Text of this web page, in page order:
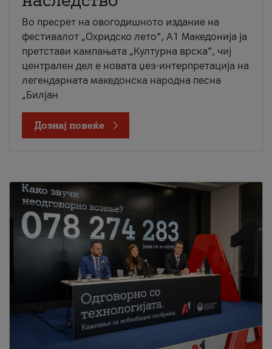
Во пресрет на овогодишното издание на
фестивалот „Охридско лето“, А1 Македонија ја
претстави кампањата „Културна врска“, чиј
централен дел е новата џез-интерпретација на
легендарната македонска народна песна
„Билјан
Дознај повеќе